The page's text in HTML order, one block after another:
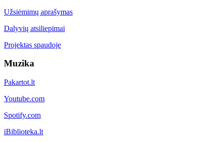
Užsiėmimų aprašymas
Dalyvių atsiliepimai
Projektas spaudoje
Muzika
Pakartot.lt
Youtube.com
Spotify.com
iBiblioteka.lt